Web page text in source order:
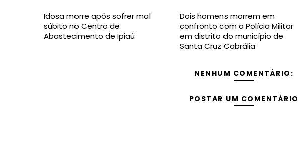
Idosa morre após sofrer mal
súbito no Centro de
Abastecimento de Ipiaú
Dois homens morrem em
confronto com a Polícia Militar
em distrito do município de
Santa Cruz Cabrália
NENHUM COMENTÁRIO:
POSTAR UM COMENTÁRIO